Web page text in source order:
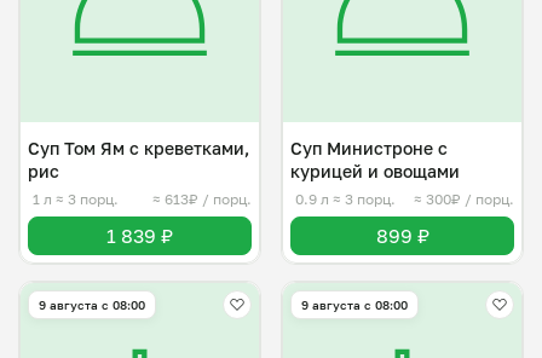
Суп Том Ям с креветками,
рис
1 л ≈ 3 порц. ≈ 613₽ / порц.
1 839 ₽
Суп Министроне с
курицей и овощами
0.9 л ≈ 3 порц. ≈ 300₽ / порц.
899 ₽
9 августа с 08:00 9 августа с 08:00